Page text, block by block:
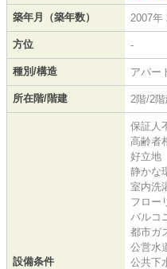
築年月（築年数） 2007年
方位 -
種別/構造 アパー
所在階/階建 2階/2階
設備条件
保証人
高齢者
好立地
静かな
室内洗
フロー
バルコ
都市ガ
公営水
公共下